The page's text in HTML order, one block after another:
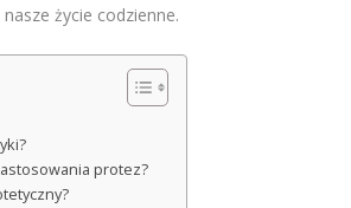
życie codzienne.
protez?